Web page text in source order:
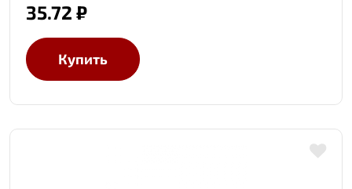
35.72 ₽
Купить